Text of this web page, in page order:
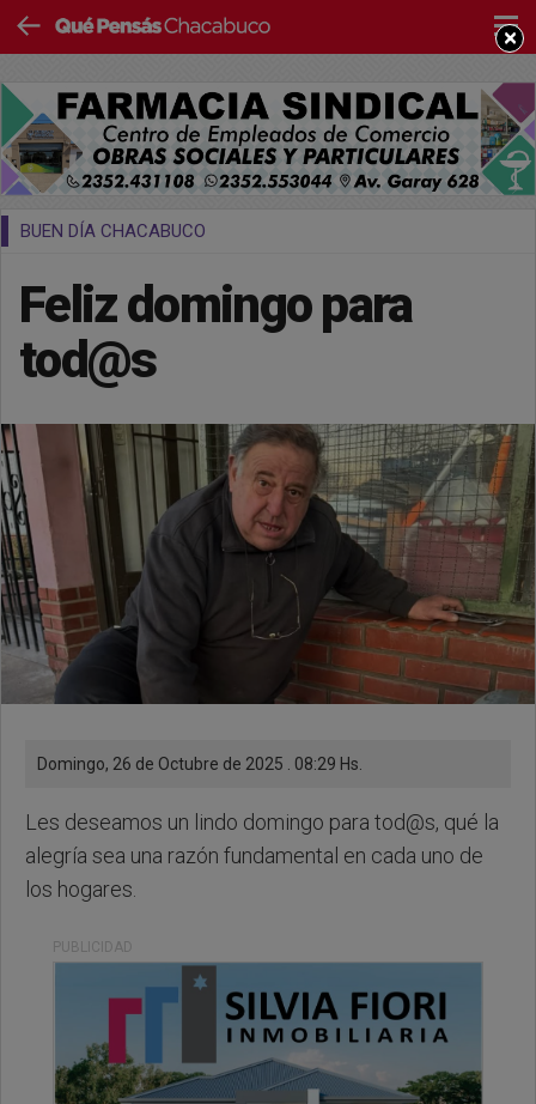
×
BUEN DÍA CHACABUCO
Feliz domingo para
tod@s
Domingo, 26 de Octubre de 2025 . 08:29 Hs.
Les deseamos un lindo domingo para tod@s, qué la
alegría sea una razón fundamental en cada uno de
los hogares.
PUBLICIDAD